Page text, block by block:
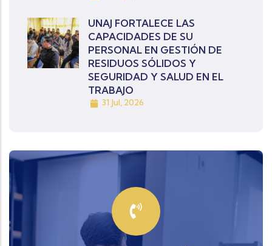
UNAJ FORTALECE LAS
CAPACIDADES DE SU
PERSONAL EN GESTIÓN DE
RESIDUOS SÓLIDOS Y
SEGURIDAD Y SALUD EN EL
TRABAJO
31 Jul, 2026